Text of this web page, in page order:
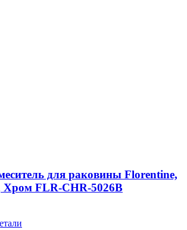
для раковины Florentine,
FLR-CHR-5026B